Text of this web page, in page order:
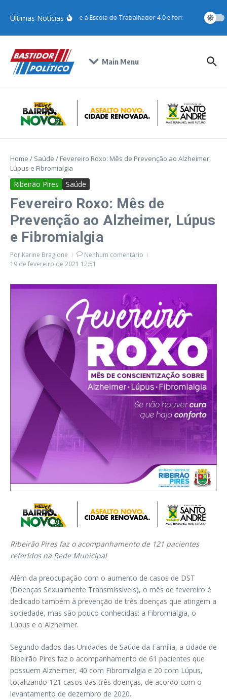
Últimas Notícias
Santo André adere à Escola do Trabalhador 4.0 e fortalece
Main Menu
Home / Saúde / Fevereiro Roxo: Mês de Prevenção ao Alzheimer,
Lúpus e Fibromialgia
Ribeirão Pires Saúde
Fevereiro Roxo: Mês de
Prevenção ao Alzheimer, Lúpus
e Fibromialgia
Por Karine Bragione
Nenhum comentário
19 de fevereiro de 2021 12:51
Ribeirão Pires faz o acompanhamento de 121 pacientes
referidos na Rede Municipal
Além da preocupação com o aumento de casos de DST
(Doenças Sexualmente Transmissíveis), o mês de fevereiro é
dedicado também à prevenção de três doenças que atingem a
sociedade, mas são pouco conhecidas: a Fibromialgia, o
Lúpus e o Alzheimer.
Segundo dados das Unidades de Saúde da Família, a cidade de
Ribeirão Pires faz o acompanhamento de 61 pacientes que
possuem Alzheimer, 40 com Fibromialgia e 20 com Lúpus,
totalizando 121 casos das três doenças, de acordo com o
levantamento de dezembro de 2020.